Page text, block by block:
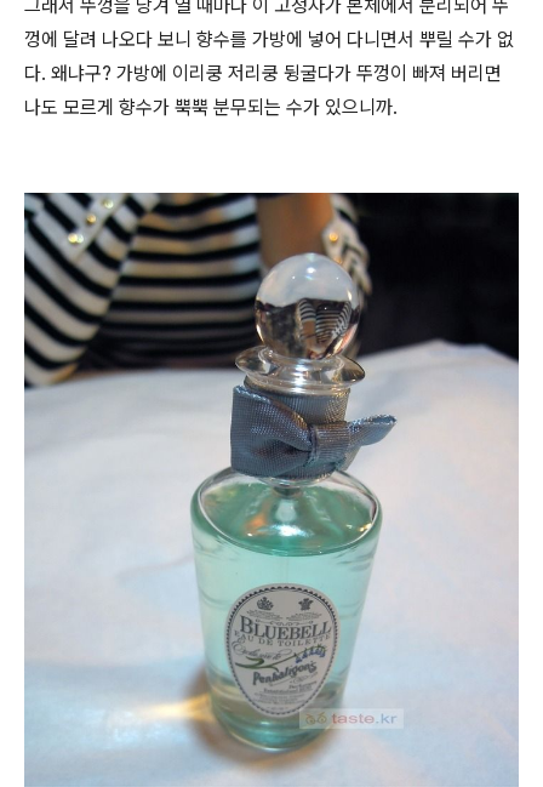
그래서 뚜껑을 당겨 열 때마다 이 고정자가 본체에서 분리되어 뚜
껑에 달려 나오다 보니 향수를 가방에 넣어 다니면서 뿌릴 수가 없
다. 왜냐구? 가방에 이리쿵 저리쿵 뒹굴다가 뚜껑이 빠져 버리면
나도 모르게 향수가 뿍뿍 분무되는 수가 있으니까.